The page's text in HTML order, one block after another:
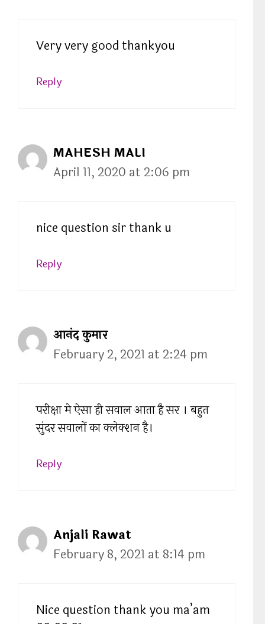
Very very good thankyou
Reply
MAHESH MALI
April 11, 2020 at 2:06 pm
nice question sir thank u
Reply
आनंद कुमार
February 2, 2021 at 2:24 pm
परीक्षा मे ऐसा ही सवाल आता है सर । बहुत
सुंदर सवालों का क्लेक्शन है।
Reply
Anjali Rawat
February 8, 2021 at 8:14 pm
Nice question thank you ma’am